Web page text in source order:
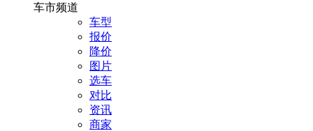
车市频道
车型
报价
降价
图片
选车
对比
资讯
商家